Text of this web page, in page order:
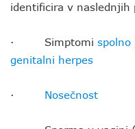
identificira v naslednjih
· Simptomi spolno
genitalni herpes
· Nosečnost